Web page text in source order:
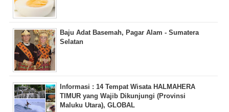
Baju Adat Basemah, Pagar Alam - Sumatera
Selatan
Informasi : 14 Tempat Wisata HALMAHERA
TIMUR yang Wajib Dikunjungi (Provinsi
Maluku Utara), GLOBAL